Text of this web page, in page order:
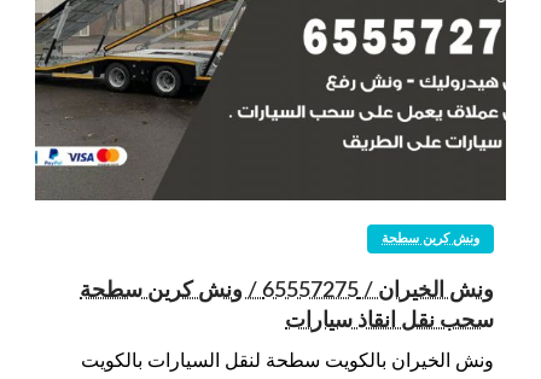
ونش كرين سطحة
ونش الخيران / 65557275 / ونش كرين سطحة
سحب نقل انقاذ سيارات
ونش الخيران بالكويت سطحة لنقل السيارات بالكويت